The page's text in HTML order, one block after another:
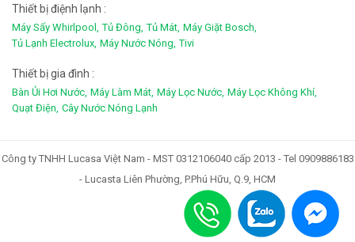
Thiết bị điệnh lạnh :
Máy Sấy Whirlpool, Tủ Đông, Tủ Mát, Máy Giặt Bosch,
Tủ Lạnh Electrolux, Máy Nước Nóng, Tivi
Thiết bị gia đình :
Bàn Ủi Hơi Nước, Máy Làm Mát, Máy Lọc Nước, Máy Lọc Không Khí,
Quạt Điện, Cây Nước Nóng Lạnh
Công ty TNHH Lucasa Việt Nam - MST 0312106040 cấp 2013 - Tel 0909886183
- Lucasta Liên Phường, P.Phú Hữu, Q.9, HCM